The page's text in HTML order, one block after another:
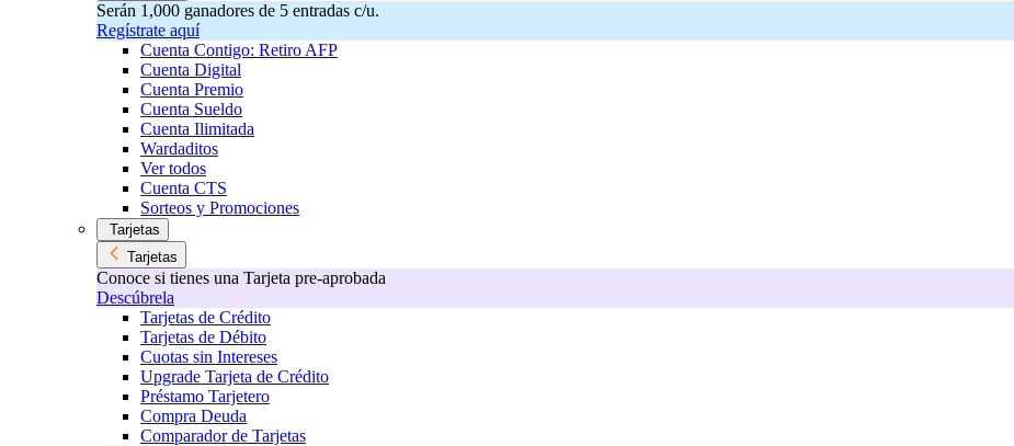
Serán 1,000 ganadores de 5 entradas c/u.
Regístrate aquí
Cuenta Contigo: Retiro AFP
Cuenta Digital
Cuenta Premio
Cuenta Sueldo
Cuenta Ilimitada
Wardaditos
Ver todos
Cuenta CTS
Sorteos y Promociones
Tarjetas
Tarjetas
Conoce si tienes una Tarjeta pre-aprobada
Descúbrela
Tarjetas de Crédito
Tarjetas de Débito
Cuotas sin Intereses
Upgrade Tarjeta de Crédito
Préstamo Tarjetero
Compra Deuda
Comparador de Tarjetas